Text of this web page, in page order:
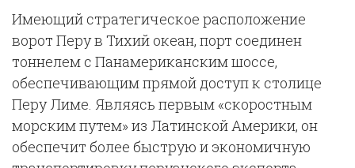
Имеющий стратегическое расположение
ворот Перу в Тихий океан, порт соединен
тоннелем с Панамериканским шоссе,
обеспечивающим прямой доступ к столице
Перу Лиме. Являясь первым «скоростным
морским путем» из Латинской Америки, он
обеспечит более быструю и экономичную